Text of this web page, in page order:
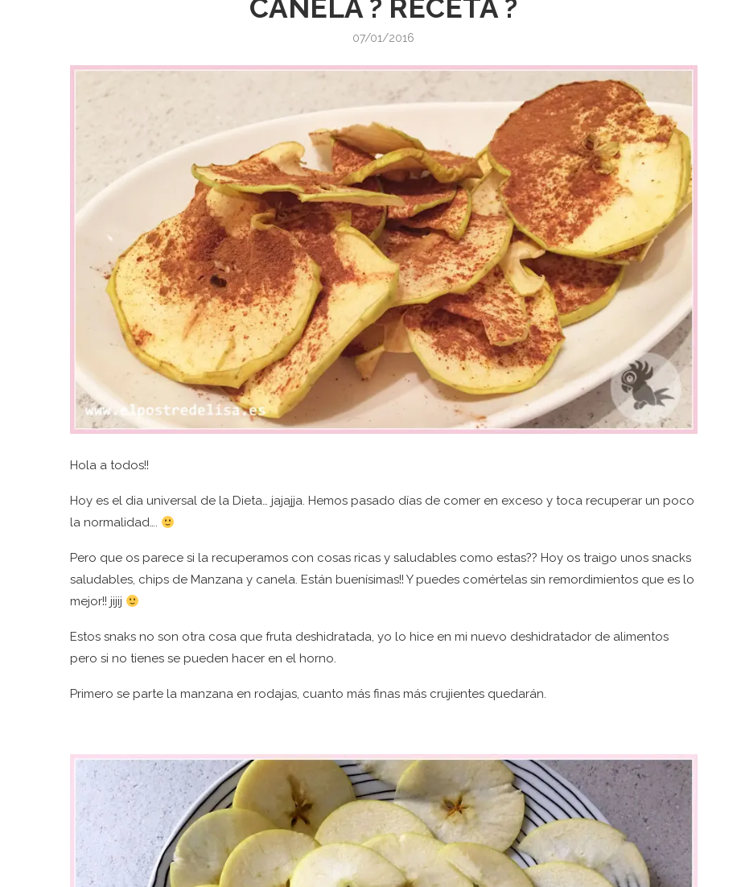
CANELA ? RECETA ?
07/01/2016
Hola a todos!!
Hoy es el dia universal de la Dieta… jajajja. Hemos pasado días de comer en exceso y toca recuperar un poco
la normalidad….
Pero que os parece si la recuperamos con cosas ricas y saludables como estas?? Hoy os traigo unos snacks
saludables, chips de Manzana y canela. Están buenísimas!! Y puedes comértelas sin remordimientos que es lo
mejor!! jijij
Estos snaks no son otra cosa que fruta deshidratada, yo lo hice en mi nuevo deshidratador de alimentos
pero si no tienes se pueden hacer en el horno.
Primero se parte la manzana en rodajas, cuanto más finas más crujientes quedarán.